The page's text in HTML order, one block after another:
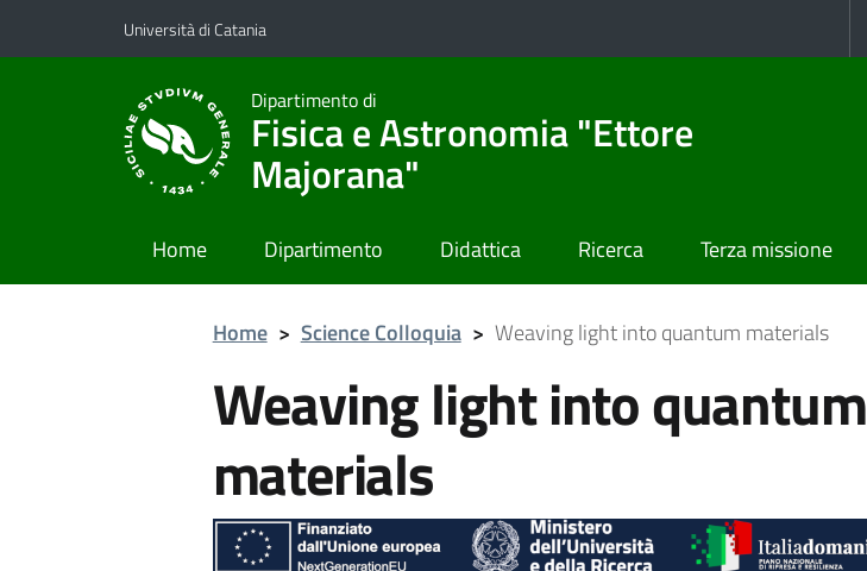
Vai al contenuto principale
Vai al menu di navigazione
Università di Catania
Dipartimento di
Fisica e Astronomia "Ettore
Majorana"
Home Dipartimento Didattica Ricerca Terza missione
Home > Science Colloquia > Weaving light into quantum materials
Weaving light into quantum
materials